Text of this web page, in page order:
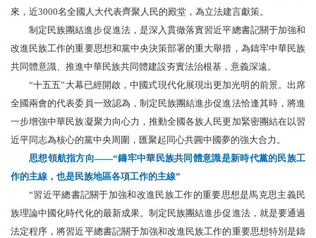
來，近3000名全國人大代表齊聚人民的殿堂，為立法建言獻策。
制定民族團結進步促進法，是深入貫徹落實習近平總書記關于加強和
改進民族工作的重要思想和黨中央決策部署的重大舉措，為鑄牢中華民族
共同體意識、推進中華民族共同體建設夯實法治根基，意義深遠。
“十五五”大幕已經開啟，中國式現代化展現出更加光明的前景。出席
全國兩會的代表委員一致認為，制定民族團結進步促進法恰逢其時，將進
一步增強中華民族凝聚力向心力，推動全國各族人民更加緊密團結在以習
近平同志為核心的黨中央周圍，匯聚起同心共圓中國夢的強大合力。
思想領航指方向——“鑄牢中華民族共同體意識是新時代黨的民族工
作的主線，也是民族地區各項工作的主線”
“習近平總書記關于加強和改進民族工作的重要思想是馬克思主義民
族理論中國化時代化的最新成果。制定民族團結進步促進法，就是要通過
法定程序，將習近平總書記關于加強和改進民族工作的重要思想特別是鑄